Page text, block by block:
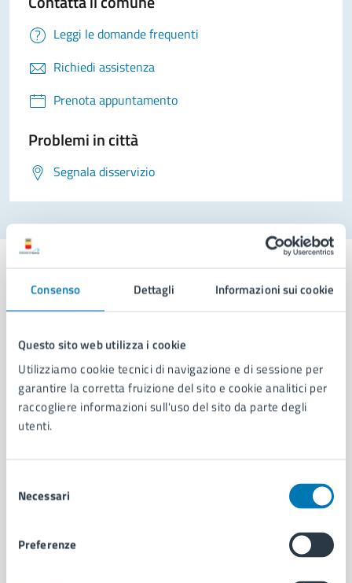
Consenso Dettagli Informazioni sui cookie
Questo sito web utilizza i cookie
Utilizziamo cookie tecnici di navigazione e di sessione per
garantire la corretta fruizione del sito e cookie analitici per
raccogliere informazioni sull'uso del sito da parte degli
utenti.
delNecessari
Preferenze
Leggi le domande frequenti
Richiedi assistenza
Prenota appuntamento
Problemi in città
Segnala disservizio
AMMINISTRAZIONE
Aree amministrative
Organi di governo
Municipalità
Politici
Intranet, posta aziendale e protocollo